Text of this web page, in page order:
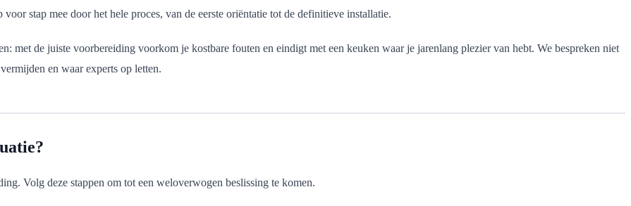
stap mee door het hele proces, van de eerste oriëntatie tot de definitieve installatie.
met de juiste voorbereiding voorkom je kostbare fouten en eindigt met een keuken waar je jarenlang plezier van hebt. We bespreken niet
en waar experts op letten.
Volg deze stappen om tot een weloverwogen beslissing te komen.